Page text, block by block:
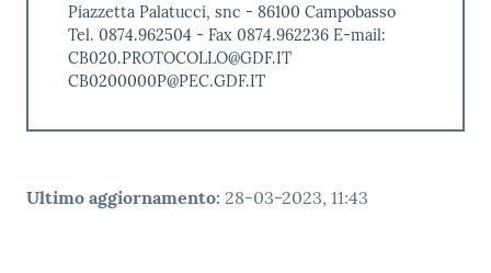
Piazzetta Palatucci, snc - 86100 Campobasso
Tel. 0874.962504 - Fax 0874.962236 E-mail:
CB020.PROTOCOLLO@GDF.IT
CB0200000P@PEC.GDF.IT
Ultimo aggiornamento: 28-03-2023, 11:43